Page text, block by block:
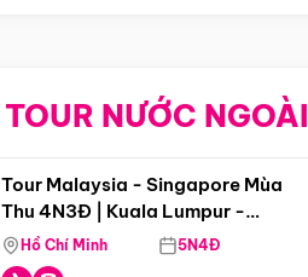
TOUR NƯỚC NGOÀI
Điểm nổi bật
Tour Malaysia - Singapore Mùa
Thu 4N3Đ | Kuala Lumpur -
Malacca - Johor Baru -
Singapore
Hồ Chí Minh 5N4Đ